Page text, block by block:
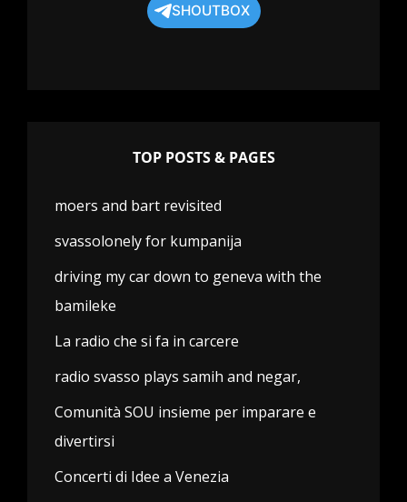
SHOUTBOX
TOP POSTS & PAGES
moers and bart revisited
svassolonely for kumpanija
driving my car down to geneva with the
bamileke
La radio che si fa in carcere
radio svasso plays samih and negar,
Comunità SOU insieme per imparare e
divertirsi
Concerti di Idee a Venezia